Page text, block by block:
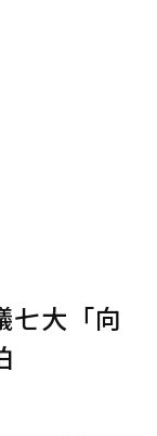
七大「向